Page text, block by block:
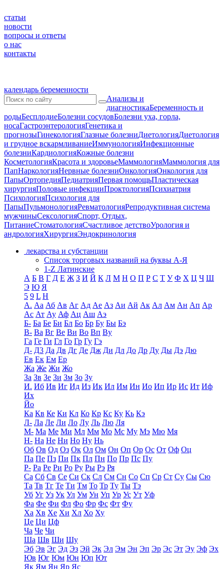
статьи
новости
вопросы и ответы
о нас
контакты
календарь беременности
Анализы и
диагностикаБеременность и
родыБесплодиеБолезни сосудовБолезни уха, горла,
носаГастроэнтерологияГенетика и
прогнозыГинекологияГлазные болезниДиетологияДиетология
и грудное вскармливаниеИммунологияИнфекционные
болезниКардиологияКожные болезни
КосметологияКрасота и здоровьеМаммологияМаммология для
ПапНаркологияНервные болезниОнкологияОнкология для
ПапыОртопедияПедиатрияПервая помощьПластическая
хирургияПоловые инфекцииПроктологияПсихиатрия
ПсихологияПсихология для
ПапыПульмонологияРевматологияРепродуктивная система
мужчиныСексологияСпорт, Отдых,
ПитаниеСтоматологияСчастливое детствоУрология и
андрологияХирургияЭндокринология
лекарства и субстанции
Список торговых названий на буквы А-Я
1-Z Латинские
А Б В Г Д Е Ж З И Й К Л М Н О П Р С Т У Ф Х Ц Ч Ш
Э Ю Я
5 9 L H
А. Аа Аб Ав Аг Ад Ае Аз Аи Ай Ак Ал Ам Ан Ап Ар
Ас Ат Ау Аф Ац Аш Аэ
Б- Ба Бе Би Бл Бо Бр Бу Бы Бэ
В- Ва Вг Ве Ви Во Вп Ву
Га Ге Ги Гл Го Гр Гу Гэ
Д- Д3 Да Дв Дг Де Дж Ди Дл До Др Ду Ды Дэ Дю
Ев Ек Ем Ер
Жа Же Жи Жо
За Зв Зе Зи Зм Зо Зу
И. Иб Ив Иг Ид Из Ик Ил Им Ин Ио Ип Ир Ис Ит Иф
Их
Йо
Ка Кв Ке Ки Кл Ко Кр Кс Ку Кь Кэ
Л- Ла Ле Ли Ло Лу Ль Лю Ля
М- Ма Ме Ми Мл Мм Мо Мс Му Мэ Мю Мя
Н- На Не Ни Но Ну Нь
Об Ов Од Оз Ок Ол Ом Он Оп Ор Ос От Оф Оц
Па Пе Пз Пи Пк Пл Пн По Пр Пс Пу
Р- Ра Ре Ри Ро Ру Ры Рэ Ря
Са Сб Св Се Си Ск Сл См Сн Со Сп Ср Ст Су Сы Сю
Та Тв Тг Те Ти Тм То Тр Ту Ты Тэ
Уб Уг Уз Ук Ул Ум Ун Уп Ур Ус Ут Уф
Фа Фе Фи Фл Фо Фр Фс Фт Фу
Ха Хв Хе Хи Хл Хо Ху
Це Ци Цф
Ча Че Чи
Ша Шв Ши Шу
Эб Эв Эг Эд Эз Эй Эк Эл Эм Эн Эп Эр Эс Эт Эу Эф Эх
Юв Юг Юм Юн Юп Ют
Як Ям Ян Яр Яс